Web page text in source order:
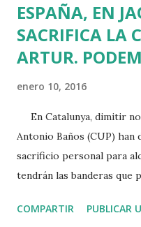
ESPAÑA, EN
SACRIFICA LA
ARTUR.
enero 10, 2016
En Catalunya, dimitir
Antonio Baños (CUP) han
sacrificio personal para
tendrán las banderas que
proces y volverá a
COMPARTIR PUBLICAR